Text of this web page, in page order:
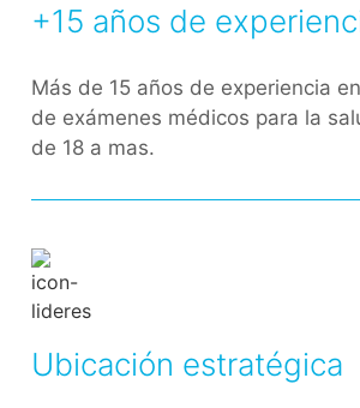
+15 años de
Más de 15 años de experiencia
de exámenes médicos para la
de 18 a mas.
Ubicación estratégica